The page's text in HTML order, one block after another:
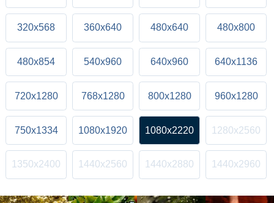
320x568 360x640 480x640 480x800
480x854 540x960 640x960 640x1136
720x1280 768x1280 800x1280 960x1280
750x1334 1080x1920 1080x2220 1280x2560
1350x2400 1440x2560 1440x2880 1440x2960